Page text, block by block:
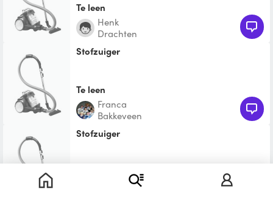
Te leen
Henk
Drachten
Stofzuiger
Te leen
Franca
Bakkeveen
Stofzuiger
Danielle